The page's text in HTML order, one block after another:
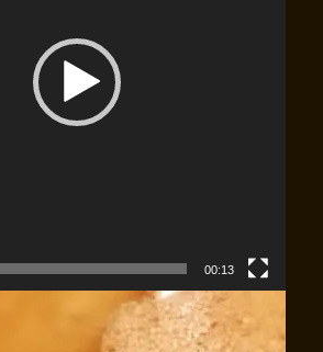
00:13